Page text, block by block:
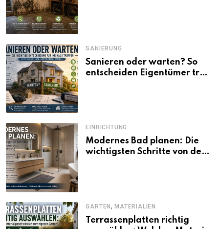
SANIERUNG
Sanieren oder warten? So
entscheiden Eigentümer trotz
EINRICHTUNG
Modernes Bad planen: Die
wichtigsten Schritte von der
GARTEN,MATERIALIEN
Terrassenplatten richtig